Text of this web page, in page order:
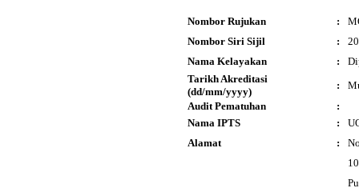
Nombor Rujukan :
Nombor Siri Sijil
:
Nama Kelayakan
:
Tarikh Akreditasi
(dd/mm/yyyy)
:
Audit Pematuhan
:
Nama IPTS
:
Alamat
: